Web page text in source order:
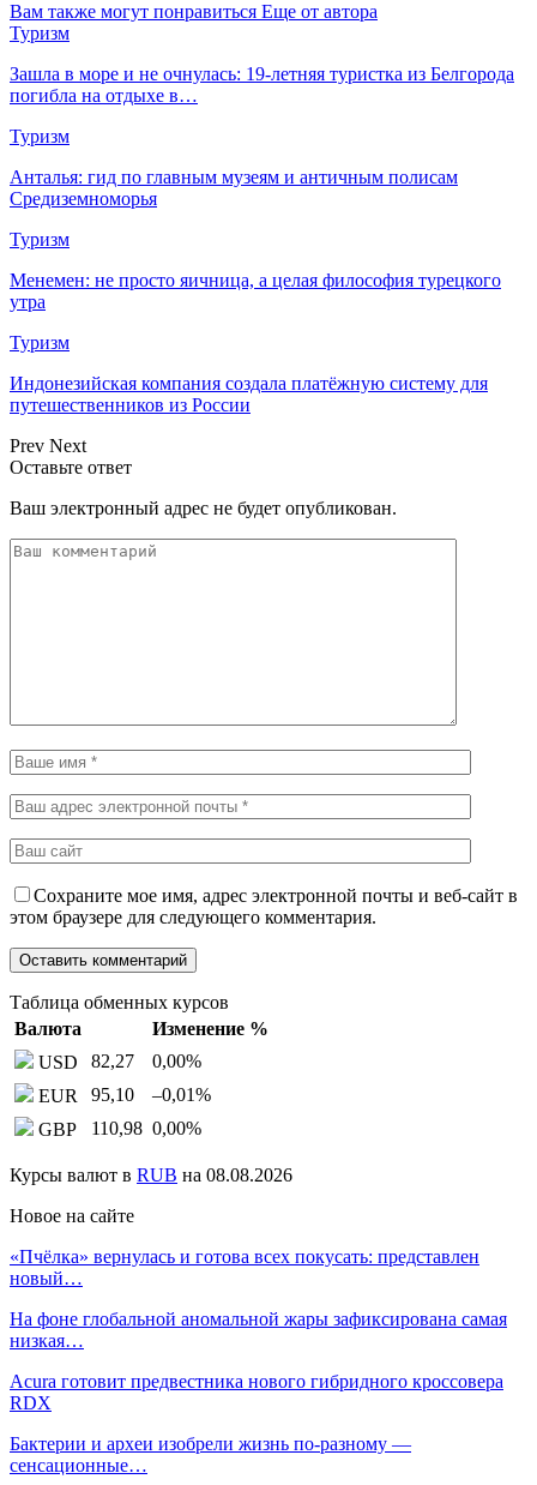
Вам также могут понравиться Еще от автора
Туризм
Зашла в море и не очнулась: 19-летняя туристка из Белгорода
погибла на отдыхе в…
Туризм
Анталья: гид по главным музеям и античным полисам
Средиземноморья
Туризм
Менемен: не просто яичница, а целая философия турецкого
утра
Туризм
Индонезийская компания создала платёжную систему для
путешественников из России
Prev Next
Оставьте ответ
Ваш электронный адрес не будет опубликован.
Сохраните мое имя, адрес электронной почты и веб-сайт в
этом браузере для следующего комментария.
Таблица обменных курсов
Валюта
Изменение %
USD
82,27 0,00%
EUR
95,10 –0,01%
GBP
110,98 0,00%
Курсы валют в RUB на 08.08.2026
Новое на сайте
«Пчёлка» вернулась и готова всех покусать: представлен
новый…
На фоне глобальной аномальной жары зафиксирована самая
низкая…
Acura готовит предвестника нового гибридного кроссовера
RDX
Бактерии и археи изобрели жизнь по-разному —
сенсационные…